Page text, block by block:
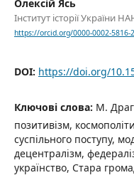
Олексій Ясь
Інститут історії України
https://orcid.org/0000-0002-5816-
DOI: https://doi.org/
Ключові слова: М.
позитивізм,
суспільного поступу,
децентралізм,
українство, Стара